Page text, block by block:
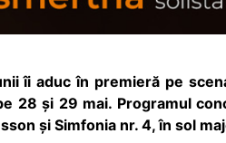
îi aduc în premieră pe
28 și 29 mai. Programul
și Simfonia nr. 4, în sol